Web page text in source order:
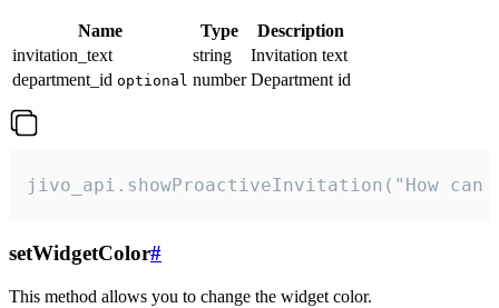
Name Type
Description
invitation_text
string
Invitation text
department_id optional number Department id
jivo_api.showProactiveInvitation("How
setWidgetColor#
This method allows you to change the widget color.